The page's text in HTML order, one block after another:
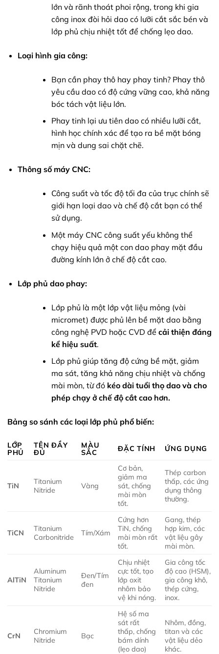
lớn và rãnh thoát phoi rộng, trong khi gia
công inox đòi hỏi dao có lưỡi cắt sắc bén và
lớp phủ chịu nhiệt tốt để chống lẹo dao.
Loại hình gia công:
Bạn cần phay thô hay phay tinh? Phay thô
yêu cầu dao có độ cứng vững cao, khả năng
bóc tách vật liệu lớn.
Phay tinh lại ưu tiên dao có nhiều lưỡi cắt,
hình học chính xác để tạo ra bề mặt bóng
mịn và dung sai chặt chẽ.
Thông số máy CNC:
Công suất và tốc độ tối đa của trục chính sẽ
giới hạn loại dao và chế độ cắt bạn có thể
sử dụng.
Một máy CNC công suất yếu không thể
chạy hiệu quả một con dao phay mặt đầu
đường kính lớn ở chế độ cắt cao.
Lớp phủ dao phay:
Lớp phủ là một lớp vật liệu mỏng (vài
micromet) được phủ lên bề mặt dao bằng
công nghệ PVD hoặc CVD để cải thiện đáng
kể hiệu suất.
Lớp phủ giúp tăng độ cứng bề mặt, giảm
ma sát, tăng khả năng chịu nhiệt và chống
mài mòn, từ đó kéo dài tuổi thọ dao và cho
phép chạy ở chế độ cắt cao hơn.
Bảng so sánh các loại lớp phủ phổ biến:
LỚP
PHỦ
TÊN ĐẦY
ĐỦ
MÀU
SẮC
ĐẶC TÍNH ỨNG DỤNG
TiN
Titanium
Nitride
Vàng
Cơ bản,
giảm ma
sát, chống
mài mòn
tốt.
Thép carbon
thấp, các ứng
dụng thông
thường.
TiCN
Titanium
Carbonitride
Tím/Xám
Cứng hơn
TiN, chống
mài mòn rất
tốt.
Gang, thép
hợp kim, các
vật liệu gây
mài mòn.
AlTiN
Aluminum
Titanium
Nitride
Đen/Tím
đen
Chịu nhiệt
cực tốt, tạo
lớp oxit
nhôm bảo
vệ khi nóng.
Gia công tốc
độ cao (HSM),
gia công khô,
thép cứng,
inox.
CrN
Chromium
Nitride
Bạc
Hệ số ma
sát rất
thấp, chống
bám dính
(lẹo dao)
Nhôm, đồng,
titan và các
vật liệu dẻo
khác.